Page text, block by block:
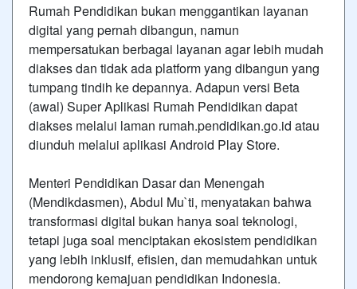
Rumah Pendidikan bukan menggantikan layanan
digital yang pernah dibangun, namun
mempersatukan berbagai layanan agar lebih mudah
diakses dan tidak ada platform yang dibangun yang
tumpang tindih ke depannya. Adapun versi Beta
(awal) Super Aplikasi Rumah Pendidikan dapat
diakses melalui laman rumah.pendidikan.go.id atau
diunduh melalui aplikasi Android Play Store.
Menteri Pendidikan Dasar dan Menengah
(Mendikdasmen), Abdul Mu`ti, menyatakan bahwa
transformasi digital bukan hanya soal teknologi,
tetapi juga soal menciptakan ekosistem pendidikan
yang lebih inklusif, efisien, dan memudahkan untuk
mendorong kemajuan pendidikan Indonesia.